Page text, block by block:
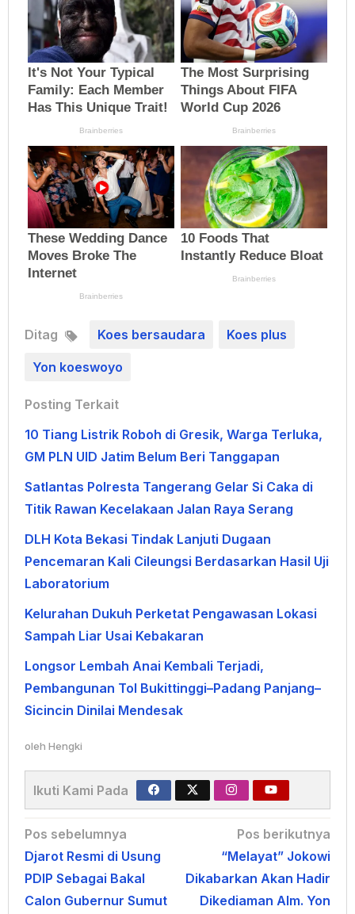
Ditag Koes bersaudara Koes plus
Yon koeswoyo
Posting Terkait
10 Tiang Listrik Roboh di Gresik, Warga Terluka,
GM PLN UID Jatim Belum Beri Tanggapan
Satlantas Polresta Tangerang Gelar Si Caka di
Titik Rawan Kecelakaan Jalan Raya Serang
DLH Kota Bekasi Tindak Lanjuti Dugaan
Pencemaran Kali Cileungsi Berdasarkan Hasil Uji
Laboratorium
Kelurahan Dukuh Perketat Pengawasan Lokasi
Sampah Liar Usai Kebakaran
Longsor Lembah Anai Kembali Terjadi,
Pembangunan Tol Bukittinggi–Padang Panjang–
Sicincin Dinilai Mendesak
oleh Hengki
Ikuti Kami Pada
Navigasi
pos
Pos sebelumnya
Djarot Resmi di Usung
PDIP Sebagai Bakal
Calon Gubernur Sumut
Pos berikutnya
“Melayat” Jokowi
Dikabarkan Akan Hadir
Dikediaman Alm. Yon